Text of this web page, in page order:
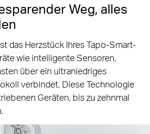
Weg, alles
das Herzstück Ihres Tapo-Smart-
wie intelligente Sensoren,
über ein ultraniedriges
verbindet. Diese Technologie
Geräten, bis zu zehnmal